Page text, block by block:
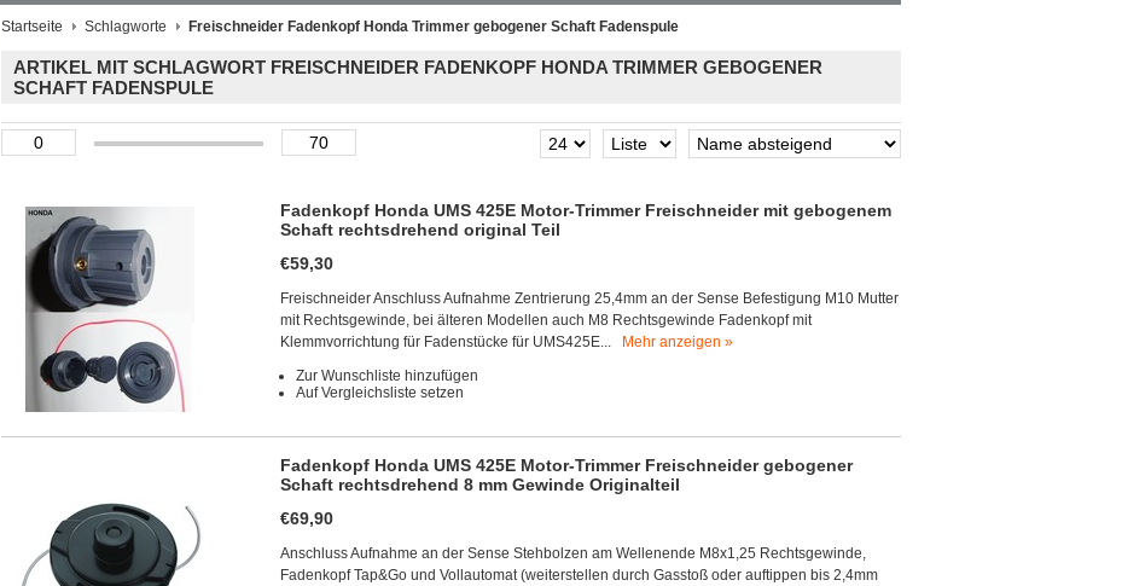
Startseite Schlagworte Freischneider Fadenkopf Honda Trimmer gebogener Schaft Fadenspule
ARTIKEL MIT SCHLAGWORT FREISCHNEIDER FADENKOPF HONDA TRIMMER GEBOGENER
SCHAFT FADENSPULE
Fadenkopf Honda UMS 425E Motor-Trimmer Freischneider mit gebogenem
Schaft rechtsdrehend original Teil
€59,30
Freischneider Anschluss Aufnahme Zentrierung 25,4mm an der Sense Befestigung M10 Mutter
mit Rechtsgewinde, bei älteren Modellen auch M8 Rechtsgewinde Fadenkopf mit
Klemmvorrichtung für Fadenstücke für UMS425E...
Mehr anzeigen »
Zur Wunschliste hinzufügen
Auf Vergleichsliste setzen
Fadenkopf Honda UMS 425E Motor-Trimmer Freischneider gebogener
Schaft rechtsdrehend 8 mm Gewinde Originalteil
€69,90
Anschluss Aufnahme an der Sense Stehbolzen am Wellenende M8x1,25 Rechtsgewinde,
Fadenkopf Tap&Go und Vollautomat (weiterstellen durch Gasstoß oder auftippen bis 2,4mm